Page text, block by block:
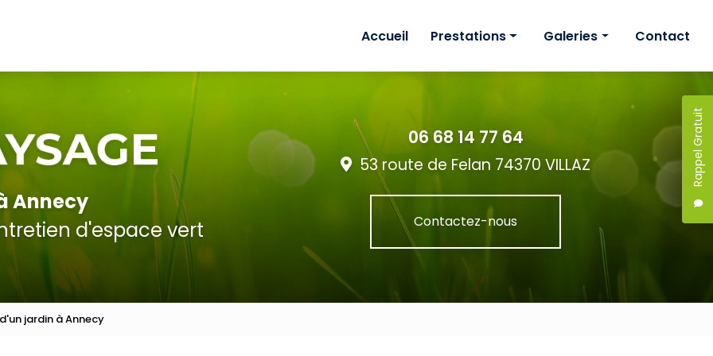
Rappel Gratuit
Accueil
Prestations
Entretien
Galeries
Étude de projet
Contact
Annecy
d'espace vert
06 68 14 77 64
53 route de Felan 74370 VILLAZ
Contactez-nous
jardin à Annecy